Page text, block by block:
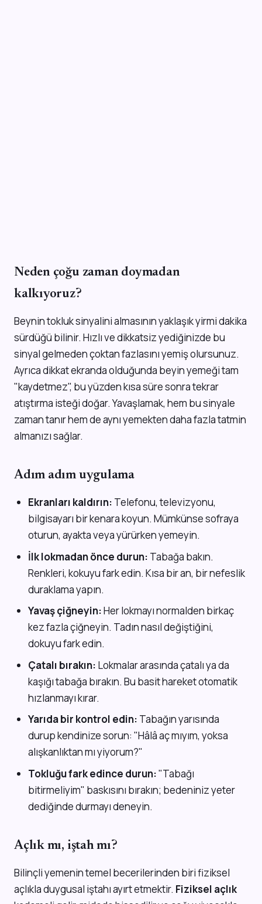
Neden çoğu zaman doymadan
kalkıyoruz?
Beynin tokluk sinyalini almasının yaklaşık yirmi dakika
sürdüğü bilinir. Hızlı ve dikkatsiz yediğinizde bu
sinyal gelmeden çoktan fazlasını yemiş olursunuz.
Ayrıca dikkat ekranda olduğunda beyin yemeği tam
"kaydetmez", bu yüzden kısa süre sonra tekrar
atıştırma isteği doğar. Yavaşlamak, hem bu sinyale
zaman tanır hem de aynı yemekten daha fazla tatmin
almanızı sağlar.
Adım adım uygulama
Ekranları kaldırın: Telefonu, televizyonu,
bilgisayarı bir kenara koyun. Mümkünse sofraya
oturun, ayakta veya yürürken yemeyin.
İlk lokmadan önce durun: Tabağa bakın.
Renkleri, kokuyu fark edin. Kısa bir an, bir nefeslik
duraklama yapın.
Yavaş çiğneyin:Her lokmayı normalden birkaç
kez fazla çiğneyin. Tadın nasıl değiştiğini,
dokuyu fark edin.
Çatalı bırakın: Lokmalar arasında çatalı ya da
kaşığı tabağa bırakın. Bu basit hareket otomatik
hızlanmayı kırar.
Yarıda bir kontrol edin: Tabağın yarısında
durup kendinize sorun: "Hâlâ aç mıyım, yoksa
alışkanlıktan mı yiyorum?"
Tokluğu fark edince durun:"Tabağı
bitirmeliyim" baskısını bırakın; bedeniniz yeter
dediğinde durmayı deneyin.
Açlık mı, iştah mı?
Bilinçli yemenin temel becerilerinden biri fiziksel
açlıkla duygusal iştahı ayırt etmektir. Fiziksel açlık